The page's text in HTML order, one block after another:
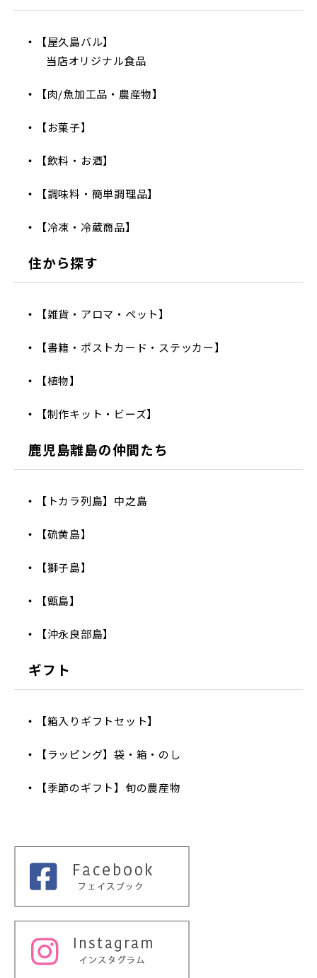
【屋久島バル】
当店オリジナル食品
【肉/魚加工品・農産物】
【お菓子】
【飲料・お酒】
【調味料・簡単調理品】
【冷凍・冷蔵商品】
住から探す
【雑貨・アロマ・ペット】
【書籍・ポストカード・ステッカー】
【植物】
【制作キット・ビーズ】
鹿児島離島の仲間たち
【トカラ列島】中之島
【硫黄島】
【獅子島】
【甑島】
【沖永良部島】
ギフト
【箱入りギフトセット】
【ラッピング】袋・箱・のし
【季節のギフト】旬の農産物